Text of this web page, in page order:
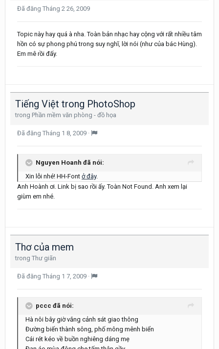
Đã đăng Tháng 2 26, 2009
Topic này hay quá à nha. Toàn bản nhạc hay cộng với rất nhiều tâm
hồn có sự phong phú trong suy nghĩ, lời nói (như của bác Hùng).
Em mê rồi đấy.
Tiếng Việt trong PhotoShop
trong Phần mềm văn phòng - đồ họa
Đã đăng Tháng 1 8, 2009 ·
Nguyen Hoanh đã nói:
Xin lỗi nhé! HH-Font ở đây.
Anh Hoành ơi. Link bị sao rồi ấy. Toàn Not Found. Anh xem lại
giùm em nhé.
Thơ của mem
trong Thư giãn
Đã đăng Tháng 1 7, 2009 ·
pccc đã nói:
Hà nôi bây giờ vắng cảnh sát giao thông
Đường biến thành sông, phố mông mênh biển
Cái rét kéo về buồn nghiêng dáng mẹ